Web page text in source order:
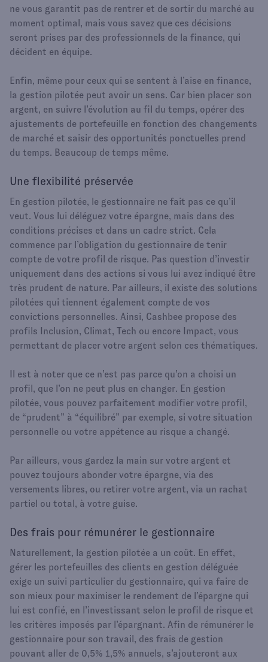
ne vous garantit pas de rentrer et de sortir du marché au
moment optimal, mais vous savez que ces décisions
seront prises par des professionnels de la finance, qui
décident en équipe.
Enfin, même pour ceux qui se sentent à l’aise en finance,
la gestion pilotée peut avoir un sens. Car bien placer son
argent, en suivre l’évolution au fil du temps, opérer des
ajustements de portefeuille en fonction des changements
de marché et saisir des opportunités ponctuelles prend
du temps. Beaucoup de temps même.
Une flexibilité préservée
En gestion pilotée, le gestionnaire ne fait pas ce qu’il
veut. Vous lui déléguez votre épargne, mais dans des
conditions précises et dans un cadre strict. Cela
commence par l’obligation du gestionnaire de tenir
compte de votre profil de risque. Pas question d’investir
uniquement dans des actions si vous lui avez indiqué être
très prudent de nature. Par ailleurs, il existe des solutions
pilotées qui tiennent également compte de vos
convictions personnelles. Ainsi, Cashbee propose des
profils Inclusion, Climat, Tech ou encore Impact, vous
permettant de placer votre argent selon ces thématiques.
Il est à noter que ce n’est pas parce qu’on a choisi un
profil, que l’on ne peut plus en changer. En gestion
pilotée, vous pouvez parfaitement modifier votre profil,
de “prudent” à “équilibré” par exemple, si votre situation
personnelle ou votre appétence au risque a changé.
Par ailleurs, vous gardez la main sur votre argent et
pouvez toujours abonder votre épargne, via des
versements libres, ou retirer votre argent, via un rachat
partiel ou total, à votre guise.
Des frais pour rémunérer le gestionnaire
Naturellement, la gestion pilotée a un coût. En effet,
gérer les portefeuilles des clients en gestion déléguée
exige un suivi particulier du gestionnaire, qui va faire de
son mieux pour maximiser le rendement de l’épargne qui
lui est confié, en l’investissant selon le profil de risque et
les critères imposés par l’épargnant. Afin de rémunérer le
gestionnaire pour son travail, des frais de gestion
pouvant aller de 0,5% 1,5% annuels, s’ajouteront aux